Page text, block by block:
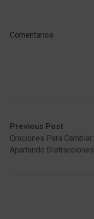
Comentarios
Post
navigation
Previous Post
Previous
post:Oraciones Para Cambiar:
Apartando Distracciones
Next
post: